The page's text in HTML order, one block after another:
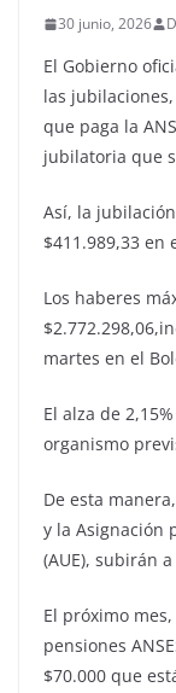
30 junio, 2026
El Gobierno
las
que paga la
jubilatoria que
Así, la
$411.989,33 en
Los haberes
martes en el
El alza de
organismo
De esta
y la Asignación
(AUE), subirán
El próximo
pensiones
$70.000 que